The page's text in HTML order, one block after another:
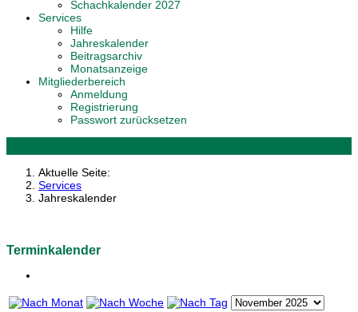
Schachkalender 2027
Services
Hilfe
Jahreskalender
Beitragsarchiv
Monatsanzeige
Mitgliederbereich
Anmeldung
Registrierung
Passwort zurücksetzen
Aktuelle Seite:
Services
Jahreskalender
Terminkalender